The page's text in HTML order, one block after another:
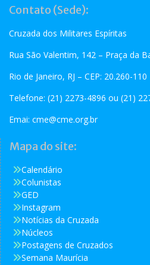
Contato (Sede):
Cruzada dos Militares Espíritas
Rua São Valentim, 142 – Praça da
Rio de Janeiro, RJ – CEP: 20.260-110
Telefone: (21) 2273-4896 ou (21)
Emai: cme@cme.org.br
Mapa do site:
Calendário
Colunistas
GED
Instagram
Notícias da Cruzada
Núcleos
Postagens de Cruzados
Semana Maurícia